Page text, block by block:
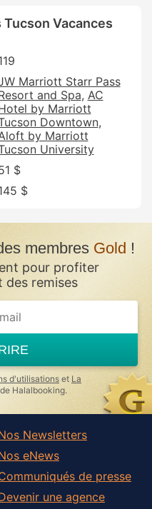
Vacances
Marriott Starr Pass
and Spa AC
by Marriott
Downtown
by Marriott
University
$
$
membres Gold !
pour profiter
des remises
d'utilisations et La
de Halalbooking.
Newsletters
eNews
de presse
une agence